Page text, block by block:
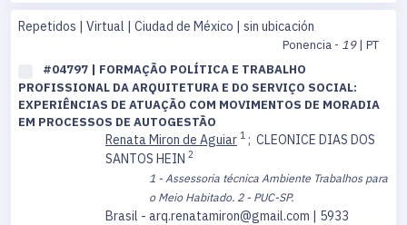
Repetidos | Virtual | Ciudad de México | sin ubicación
Ponencia - 19| PT
#04797 | FORMAÇÃO POLÍTICA E TRABALHO
PROFISSIONAL DA ARQUITETURA E DO SERVIÇO SOCIAL:
EXPERIÊNCIAS DE ATUAÇÃO COM MOVIMENTOS DE MORADIA
EM PROCESSOS DE AUTOGESTÃO
Renata Miron de Aguiar 1 ; CLEONICE DIAS DOS
SANTOS HEIN 2
1 - Assessoria técnica Ambiente Trabalhos para
o Meio Habitado. 2 - PUC-SP.
Brasil - arq.renatamiron@gmail.com | 5933